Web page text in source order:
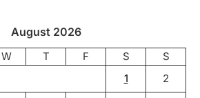
August 2026
W T F S
S
1
2